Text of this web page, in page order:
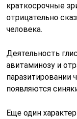
краткосрочные
отрицательно
человека.
Деятельность
авитаминозу и
паразитировании
появляются
Еще один